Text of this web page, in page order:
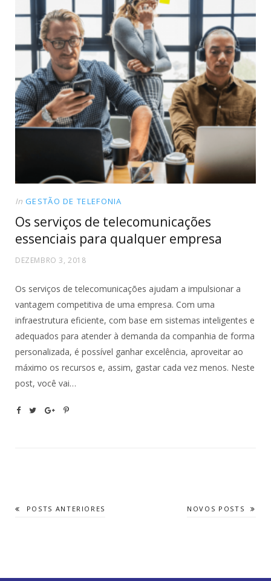
In GESTÃO DE TELEFONIA
Os serviços de telecomunicações
essenciais para qualquer empresa
DEZEMBRO 3, 2018
Os serviços de telecomunicações ajudam a impulsionar a
vantagem competitiva de uma empresa. Com uma
infraestrutura eficiente, com base em sistemas inteligentes e
adequados para atender à demanda da companhia de forma
personalizada, é possível ganhar excelência, aproveitar ao
máximo os recursos e, assim, gastar cada vez menos. Neste
post, você vai…
POSTS ANTERIORES NOVOS POSTS